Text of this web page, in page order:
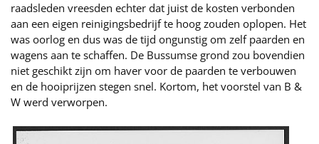
raadsleden vreesden echter dat juist de kosten verbonden
aan een eigen reinigingsbedrijf te hoog zouden oplopen. Het
was oorlog en dus was de tijd ongunstig om zelf paarden en
wagens aan te schaffen. De Bussumse grond zou bovendien
niet geschikt zijn om haver voor de paarden te verbouwen
en de hooiprijzen stegen snel. Kortom, het voorstel van B &
W werd verworpen.